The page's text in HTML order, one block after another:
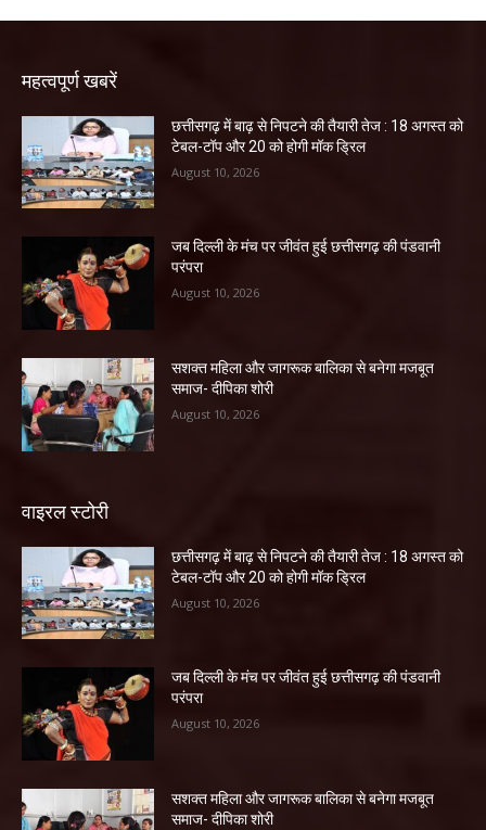
महत्वपूर्ण खबरें
छत्तीसगढ़ में बाढ़ से निपटने की तैयारी तेज : 18 अगस्त को
टेबल-टॉप और 20 को होगी मॉक ड्रिल
August 10, 2026
जब दिल्ली के मंच पर जीवंत हुई छत्तीसगढ़ की पंडवानी
परंपरा
August 10, 2026
सशक्त महिला और जागरूक बालिका से बनेगा मजबूत
समाज- दीपिका शोरी
August 10, 2026
वाइरल स्टोरी
छत्तीसगढ़ में बाढ़ से निपटने की तैयारी तेज : 18 अगस्त को
टेबल-टॉप और 20 को होगी मॉक ड्रिल
August 10, 2026
जब दिल्ली के मंच पर जीवंत हुई छत्तीसगढ़ की पंडवानी
परंपरा
August 10, 2026
सशक्त महिला और जागरूक बालिका से बनेगा मजबूत
समाज- दीपिका शोरी